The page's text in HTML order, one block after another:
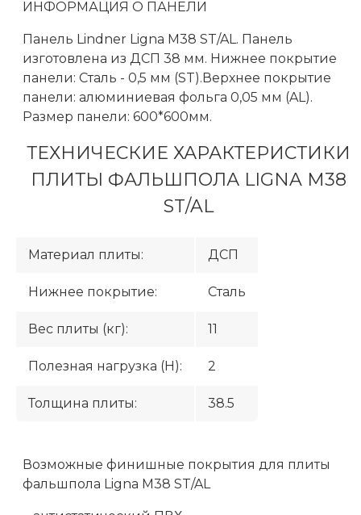
ИНФОРМАЦИЯ О ПАНЕЛИ
Панель Lindner Ligna М38 ST/AL. Панель
изготовлена из ДСП 38 мм. Нижнее покрытие
панели: Сталь - 0,5 мм (ST).Верхнее покрытие
панели: алюминиевая фольга 0,05 мм (AL).
Размер панели: 600*600мм.
ТЕХНИЧЕСКИЕ ХАРАКТЕРИСТИКИ
ПЛИТЫ ФАЛЬШПОЛА LIGNA М38
ST/AL
Материал плиты: ДСП
Нижнее покрытие: Сталь
Вес плиты (кг): 11
Полезная нагрузка (H): 2
Толщина плиты: 38.5
Возможные финишные покрытия для плиты
фальшпола Ligna М38 ST/AL